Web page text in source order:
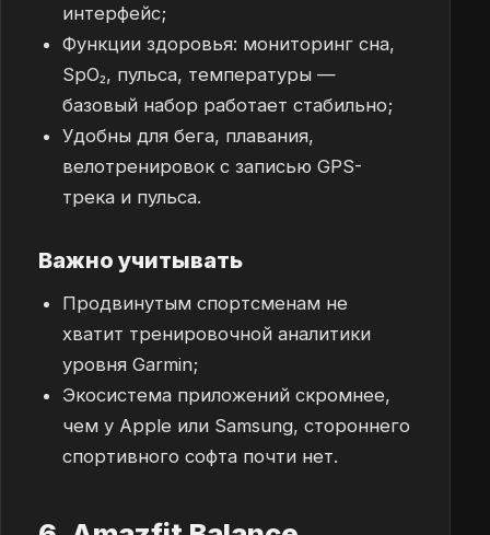
интерфейс;
Функции здоровья: мониторинг сна,
SpO₂, пульса, температуры —
базовый набор работает стабильно;
Удобны для бега, плавания,
велотренировок с записью GPS-
трека и пульса.
Важно учитывать
Продвинутым спортсменам не
хватит тренировочной аналитики
уровня Garmin;
Экосистема приложений скромнее,
чем у Apple или Samsung, стороннего
спортивного софта почти нет.